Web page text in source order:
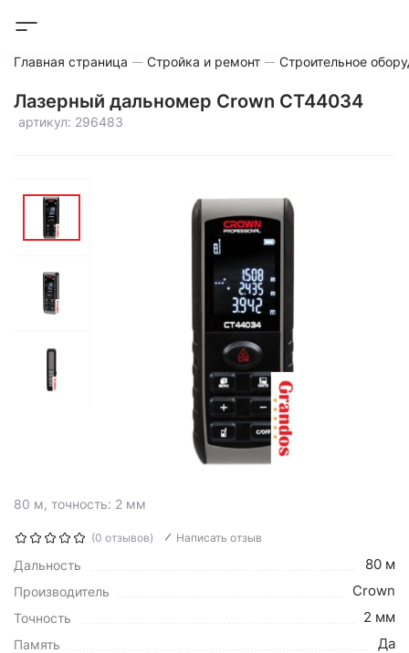
Главная страница Стройка и ремонт Строительное
Лазерный дальномер Crown CT44034
артикул: 296483
80 м, точность: 2 мм
(0 отзывов) Написать отзыв
Дальность 80 м
Производитель Crown
Точность 2 мм
Память Да